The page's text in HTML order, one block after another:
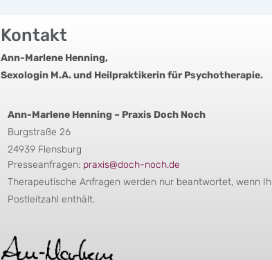
Kontakt
Ann-Marlene Henning,
Sexologin M.A. und Heilpraktikerin für Psychotherapie.
Ann-Marlene Henning – Praxis Doch Noch
Burgstraße 26
24939 Flensburg
Presseanfragen: praxis@doch-noch.de
Therapeutische Anfragen werden nur beantwortet, wenn
Postleitzahl enthält.